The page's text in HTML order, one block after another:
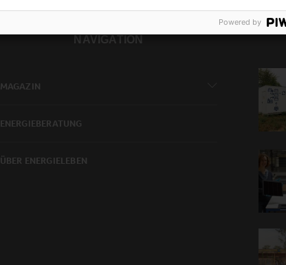
NAVIGATION
MAGAZIN
ENERGIEBERATUNG
ÜBER ENERGIELEBEN
Powered by